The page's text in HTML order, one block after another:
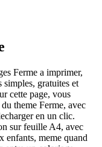
Ferme a imprimer,
simples, gratuites et
cette page, vous
theme Ferme, avec
en un clic.
sur feuille A4, avec
enfants, meme quand